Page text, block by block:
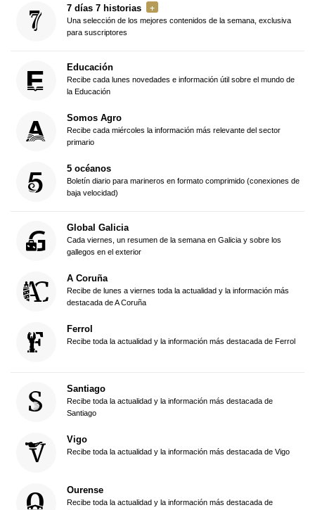
7 días 7 historias
Una selección de los mejores contenidos de la semana, exclusiva
para suscriptores
Educación
Recibe cada lunes novedades e información útil sobre el mundo de
la Educación
Somos Agro
Recibe cada miércoles la información más relevante del sector
primario
5 océanos
Boletín diario para marineros en formato comprimido (conexiones de
baja velocidad)
Global Galicia
Cada viernes, un resumen de la semana en Galicia y sobre los
gallegos en el exterior
A Coruña
Recibe de lunes a viernes toda la actualidad y la información más
destacada de A Coruña
Ferrol
Recibe toda la actualidad y la información más destacada de Ferrol
Santiago
Recibe toda la actualidad y la información más destacada de
Santiago
Vigo
Recibe toda la actualidad y la información más destacada de Vigo
Ourense
Recibe toda la actualidad y la información más destacada de